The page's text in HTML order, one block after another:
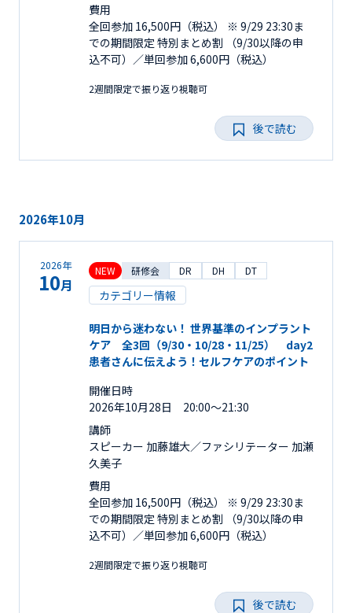
費用
全回参加 16,500円（税込） ※ 9/29 23:30ま
での期間限定 特別まとめ割 （9/30以降の申
込不可）／単回参加 6,600円（税込）
2週間限定で振り返り視聴可
後で読む
2026年10月
2026年
10月
NEW 研修会 DR DH DT
カテゴリー情報
明日から迷わない！ 世界基準のインプラント
ケア 全3回（9/30・10/28・11/25） day2
患者さんに伝えよう！セルフケアのポイント
開催日時
2026年10月28日 20:00～21:30
講師
スピーカー 加藤雄大／ファシリテーター 加瀬
久美子
費用
全回参加 16,500円（税込） ※ 9/29 23:30ま
での期間限定 特別まとめ割 （9/30以降の申
込不可）／単回参加 6,600円（税込）
2週間限定で振り返り視聴可
後で読む